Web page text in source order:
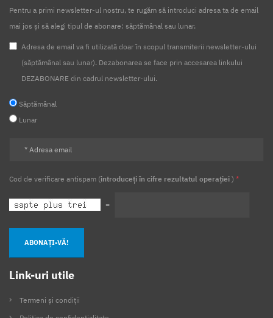
Pentru a primi newsletter-ul nostru, te rugăm să introduci adresa ta de email
mai jos și să alegi tipul de abonare: săptămânal sau lunar.
Adresa de email va fi utilizată doar în scopul transmiterii newsletter-ului
(săptămânal sau lunar). Dezabonarea se face prin accesarea linkului
DEZABONARE din cadrul newsletter-ului.
Săptămânal
Lunar
Cod de verificare antispam (introduceți în cifre rezultatul operației ) *
=
ABONAȚI-VĂ!
Link-uri utile
Termeni și condiții